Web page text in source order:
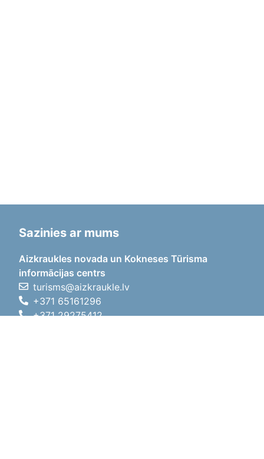
Sazinies ar mums
Aizkraukles novada un Kokneses Tūrisma
informācijas centrs
turisms@aizkraukle.lv
+371 65161296
+371 29275412